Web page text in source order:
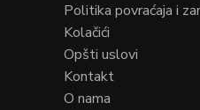
Politika povraćaja i
Kolačići
Opšti uslovi
Kontakt
O nama